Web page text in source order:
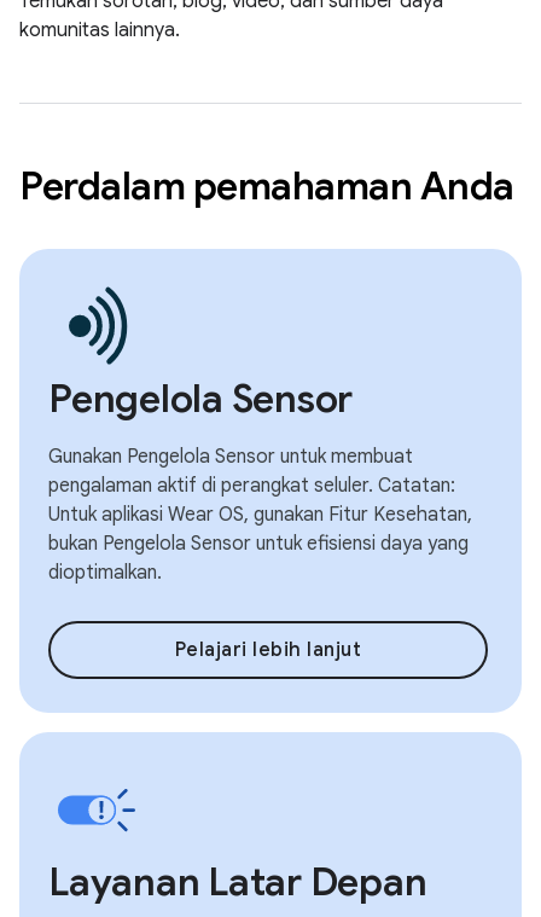
komunitas lainnya.
Perdalam pemahaman Anda
Pengelola Sensor
Gunakan Pengelola Sensor untuk membuat
pengalaman aktif di perangkat seluler. Catatan:
Untuk aplikasi Wear OS, gunakan Fitur Kesehatan,
bukan Pengelola Sensor untuk efisiensi daya yang
dioptimalkan.
Pelajari lebih lanjut
Layanan Latar Depan